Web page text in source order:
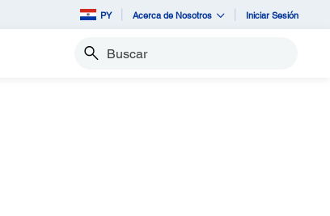
PY Acerca de Nosotros Iniciar Sesión
Buscar